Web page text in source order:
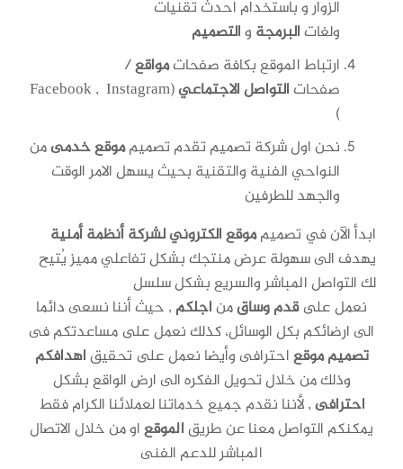
الزوار و باستخدام احدث تقنيات
ولغاتالبرمجة والتصميم
ارتباط الموقع بكافة صفحاتمواقع/
صفحاتالتواصل الاجتماعي (Facebook , Instagram
)
نحن اول شركة تصميم تقدم تصميمموقع خدمىمن
النواحي الفنية والتقنية بحيث يسهل الامر الوقت
والجهد للطرفين
ابدأ الآن في تصميمموقع الكتروني لشركة أنظمة أمنية
يهدف الى سهولة عرض منتجك بشكل تفاعلي مميز يُتيح
لك التواصل المباشر والسريع بشكل سلسل
نعمل علىقدم وساقمناجلكم , حيث أننا نسعى دائما
الى ارضائكم بكل الوسائل، كذلك نعمل على مساعدتكم فى
تصميمموقعاحترافى وأيضا نعمل على تحقيقاهدافكم
وذلك من خلال تحويل الفكره الى ارض الواقع بشكل
احترافى, لأننا نقدم جميع خدماتنا لعملائنا الكرام فقط
يمكنكم التواصل معنا عن طريقالموقعاو من خلال الاتصال
المباشر للدعم الفنى